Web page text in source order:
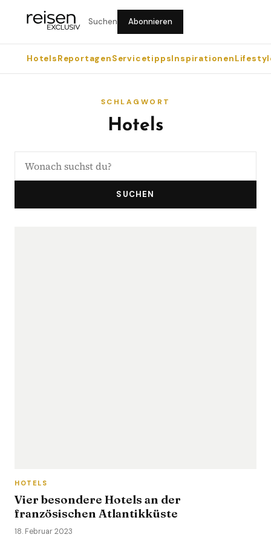
Suchen Abonnieren
HotelsReportagenServicetippsInspirationen
SCHLAGWORT
Hotels
SUCHEN
HOTELS
Vier besondere Hotels an der
französischen Atlantikküste
18. Februar 2023